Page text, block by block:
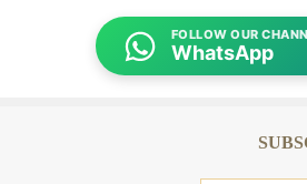
FOLLOW OUR
WhatsApp